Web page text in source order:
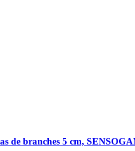
de branches 5 cm,